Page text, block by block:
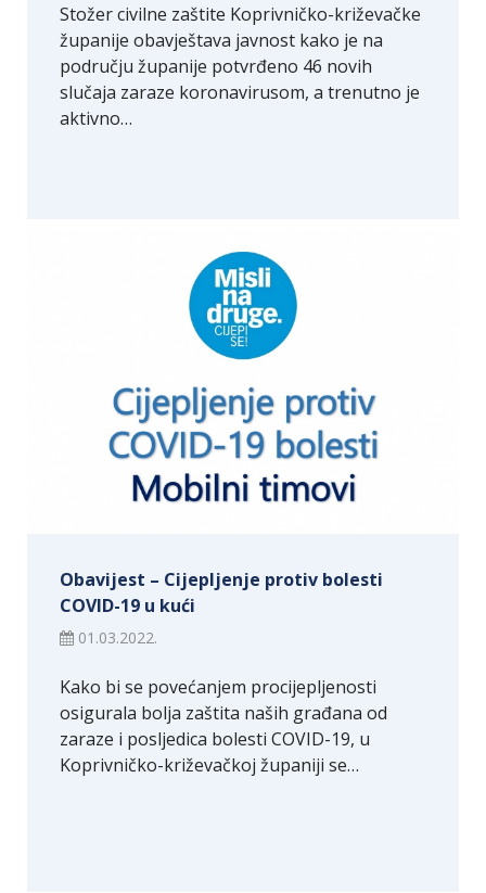
Stožer civilne zaštite Koprivničko-križevačke
županije obavještava javnost kako je na
području županije potvrđeno 46 novih
slučaja zaraze koronavirusom, a trenutno je
aktivno…
Obavijest – Cijepljenje protiv bolesti
COVID-19 u kući
01.03.2022.
Kako bi se povećanjem procijepljenosti
osigurala bolja zaštita naših građana od
zaraze i posljedica bolesti COVID-19, u
Koprivničko-križevačkoj županiji se…